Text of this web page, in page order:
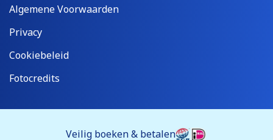
Algemene Voorwaarden
Privacy
Cookiebeleid
Fotocredits
Veilig boeken & betalen